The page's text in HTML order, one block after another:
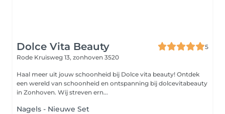
Dolce Vita Beauty
5
Rode Kruisweg 13, zonhoven 3520
Haal meer uit jouw schoonheid bij Dolce vita beauty! Ontdek
een wereld van schoonheid en ontspanning bij dolcevitabeauty
in Zonhoven. Wij streven ern...
Nagels - Nieuwe Set